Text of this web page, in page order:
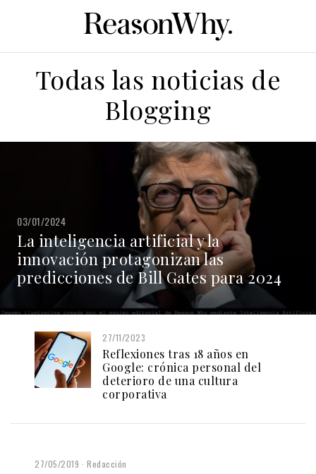
Todas las noticias de
Blogging
03/01/2024
La inteligencia artificial y la
innovación protagonizan las
predicciones de Bill Gates para 2024
27/11/2023
Reflexiones tras 18 años en
Google: crónica personal del
deterioro de una cultura
corporativa
27/05/2019 Redacción